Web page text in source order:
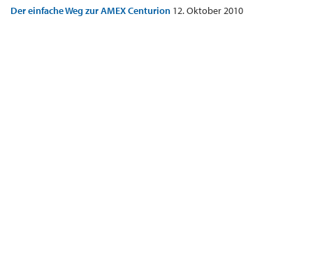
Der einfache Weg zur AMEX Centurion 12. Oktober 2010